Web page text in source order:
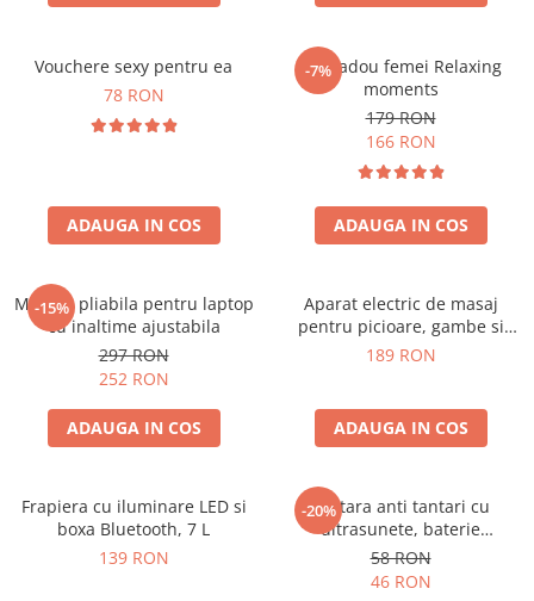
Vouchere sexy pentru ea
78 RON
ADAUGA IN COS
-7%
Set cadou femei Relaxing
moments
179 RON
166 RON
ADAUGA IN COS
-15%
Masuta pliabila pentru laptop
cu inaltime ajustabila
297 RON
252 RON
ADAUGA IN COS
Aparat electric de masaj
pentru picioare, gambe si
brate
189 RON
ADAUGA IN COS
Frapiera cu iluminare LED si
boxa Bluetooth, 7 L
139 RON
-20%
Bratara anti tantari cu
ultrasunete, baterie
reincarcabila 90mAh
58 RON
46 RON